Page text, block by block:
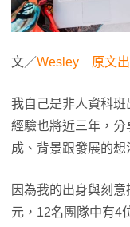
文／Wesley 原文
我自己是非人資科
經驗也將近三年，分
成、背景跟發展的想
因為我的出身與刻
元，12名團隊中有4